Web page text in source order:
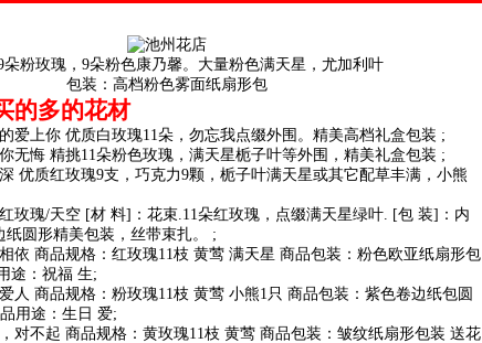
朵粉玫瑰，9朵粉色康乃馨。大量粉色满天星，尤加利叶
包装：高档粉色雾面纸扇形包
的多的花材
爱上你 优质白玫瑰11朵，勿忘我点缀外围。精美高档礼盒包装 ;
无悔 精挑11朵粉色玫瑰，满天星栀子叶等外围，精美礼盒包装 ;
优质红玫瑰9支，巧克力9颗，栀子叶满天星或其它配草丰满，小熊
玫瑰/天空 [材 料]：花束.11朵红玫瑰，点缀满天星绿叶. [包 装]：内
纸圆形精美包装，丝带束扎。 ;
依 商品规格：红玫瑰11枝 黄莺 满天星 商品包装：粉色欧亚纸扇形包
途：祝福 生;
人 商品规格：粉玫瑰11枝 黄莺 小熊1只 商品包装：紫色卷边纸包圆
用途：生日 爱;
对不起 商品规格：黄玫瑰11枝 黄莺 商品包装：皱纹纸扇形包装 送花